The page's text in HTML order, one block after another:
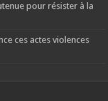
pour résister à la
ces actes violences